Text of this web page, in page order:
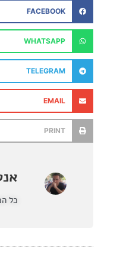
FACEBOOK
WHATSAPP
TELEGRAM
אנטון